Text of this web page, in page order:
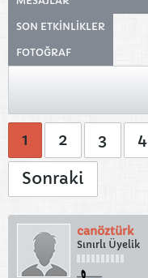
SON ETKINLIKLER
FOTOĞRAF
1 2 3 4
Sonraki
canöztürk
Sınırlı Üyelik